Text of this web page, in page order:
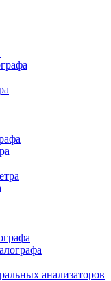
анализаторов